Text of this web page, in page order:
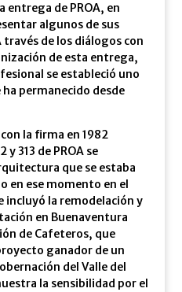
entrega de PROA, en
algunos de sus
través de los diálogos con
de esta entrega,
se estableció uno
permanecido desde
la firma en 1982
y 313 de PROA se
que se estaba
en ese momento en el
incluyó la remodelación y
en Buenaventura
de Cafeteros, que
ganador de un
del Valle del
la sensibilidad por el